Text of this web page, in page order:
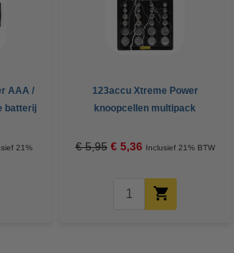
AAA /
batterij
21%
123accu Xtreme Power
knoopcellen multipack
€ 5,95 € 5,36 Inclusief 21% BTW